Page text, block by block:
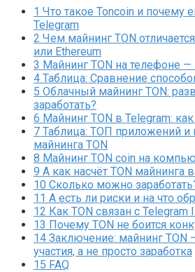
1 Что такое Toncoin и почему
Telegram
2 Чем майнинг TON
или Ethereum
3 Майнинг TON на телефоне
4 Таблица: Сравнение
5 Облачный майнинг TON:
заработать?
6 Майнинг TON в Telegram:
7 Таблица: ТОП приложений и
майнинга TON
8 Майнинг TON coin на
9 А как насчёт TON майнинга
10 Сколько можно
11 А есть ли риски и на что
12 Как TON связан с
13 Почему TON не боится
14 Заключение: майнинг TON
участия, а не просто заработка
15 FAQ